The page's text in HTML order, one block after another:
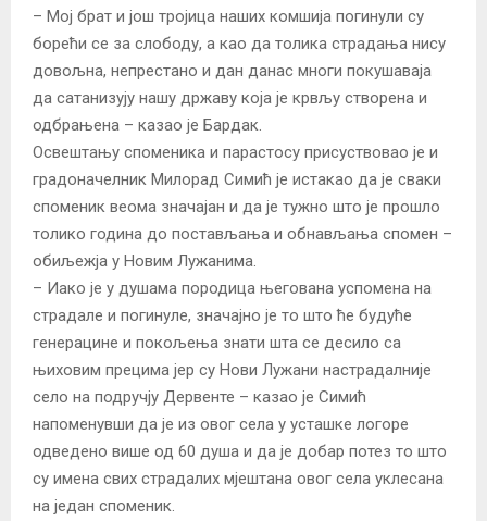
– Мој брат и још тројица наших комшија погинули су
борећи се за слободу, а као да толика страдања нису
довољна, непрестано и дан данас многи покушаваја
да сатанизују нашу државу која је крвљу створена и
одбрањена – казао је Бардак.
Освештању споменика и парастосу присуствовао је и
градоначелник Милорад Симић је истакао да је сваки
споменик веома значајан и да је тужно што је прошло
толико година до постављања и обнављања спомен –
обиљежја у Новим Лужанима.
– Иако је у душама породица његована успомена на
страдале и погинуле, значајно је то што ће будуће
генерацине и покољења знати шта се десило са
њиховим прецима јер су Нови Лужани настрадалније
село на подручју Дервенте – казао је Симић
напоменувши да је из овог села у усташке логоре
одведено више од 60 душа и да је добар потез то што
су имена свих страдалих мјештана овог села уклесана
на један споменик.